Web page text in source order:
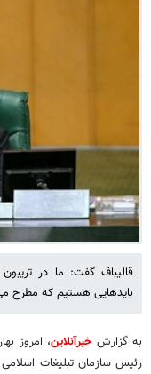
قالیباف گفت: ما در
بایدهایی هستیم که مطرح
به گزارشخبرآنلاین، امروز
رئیس سازمان تبلیغات